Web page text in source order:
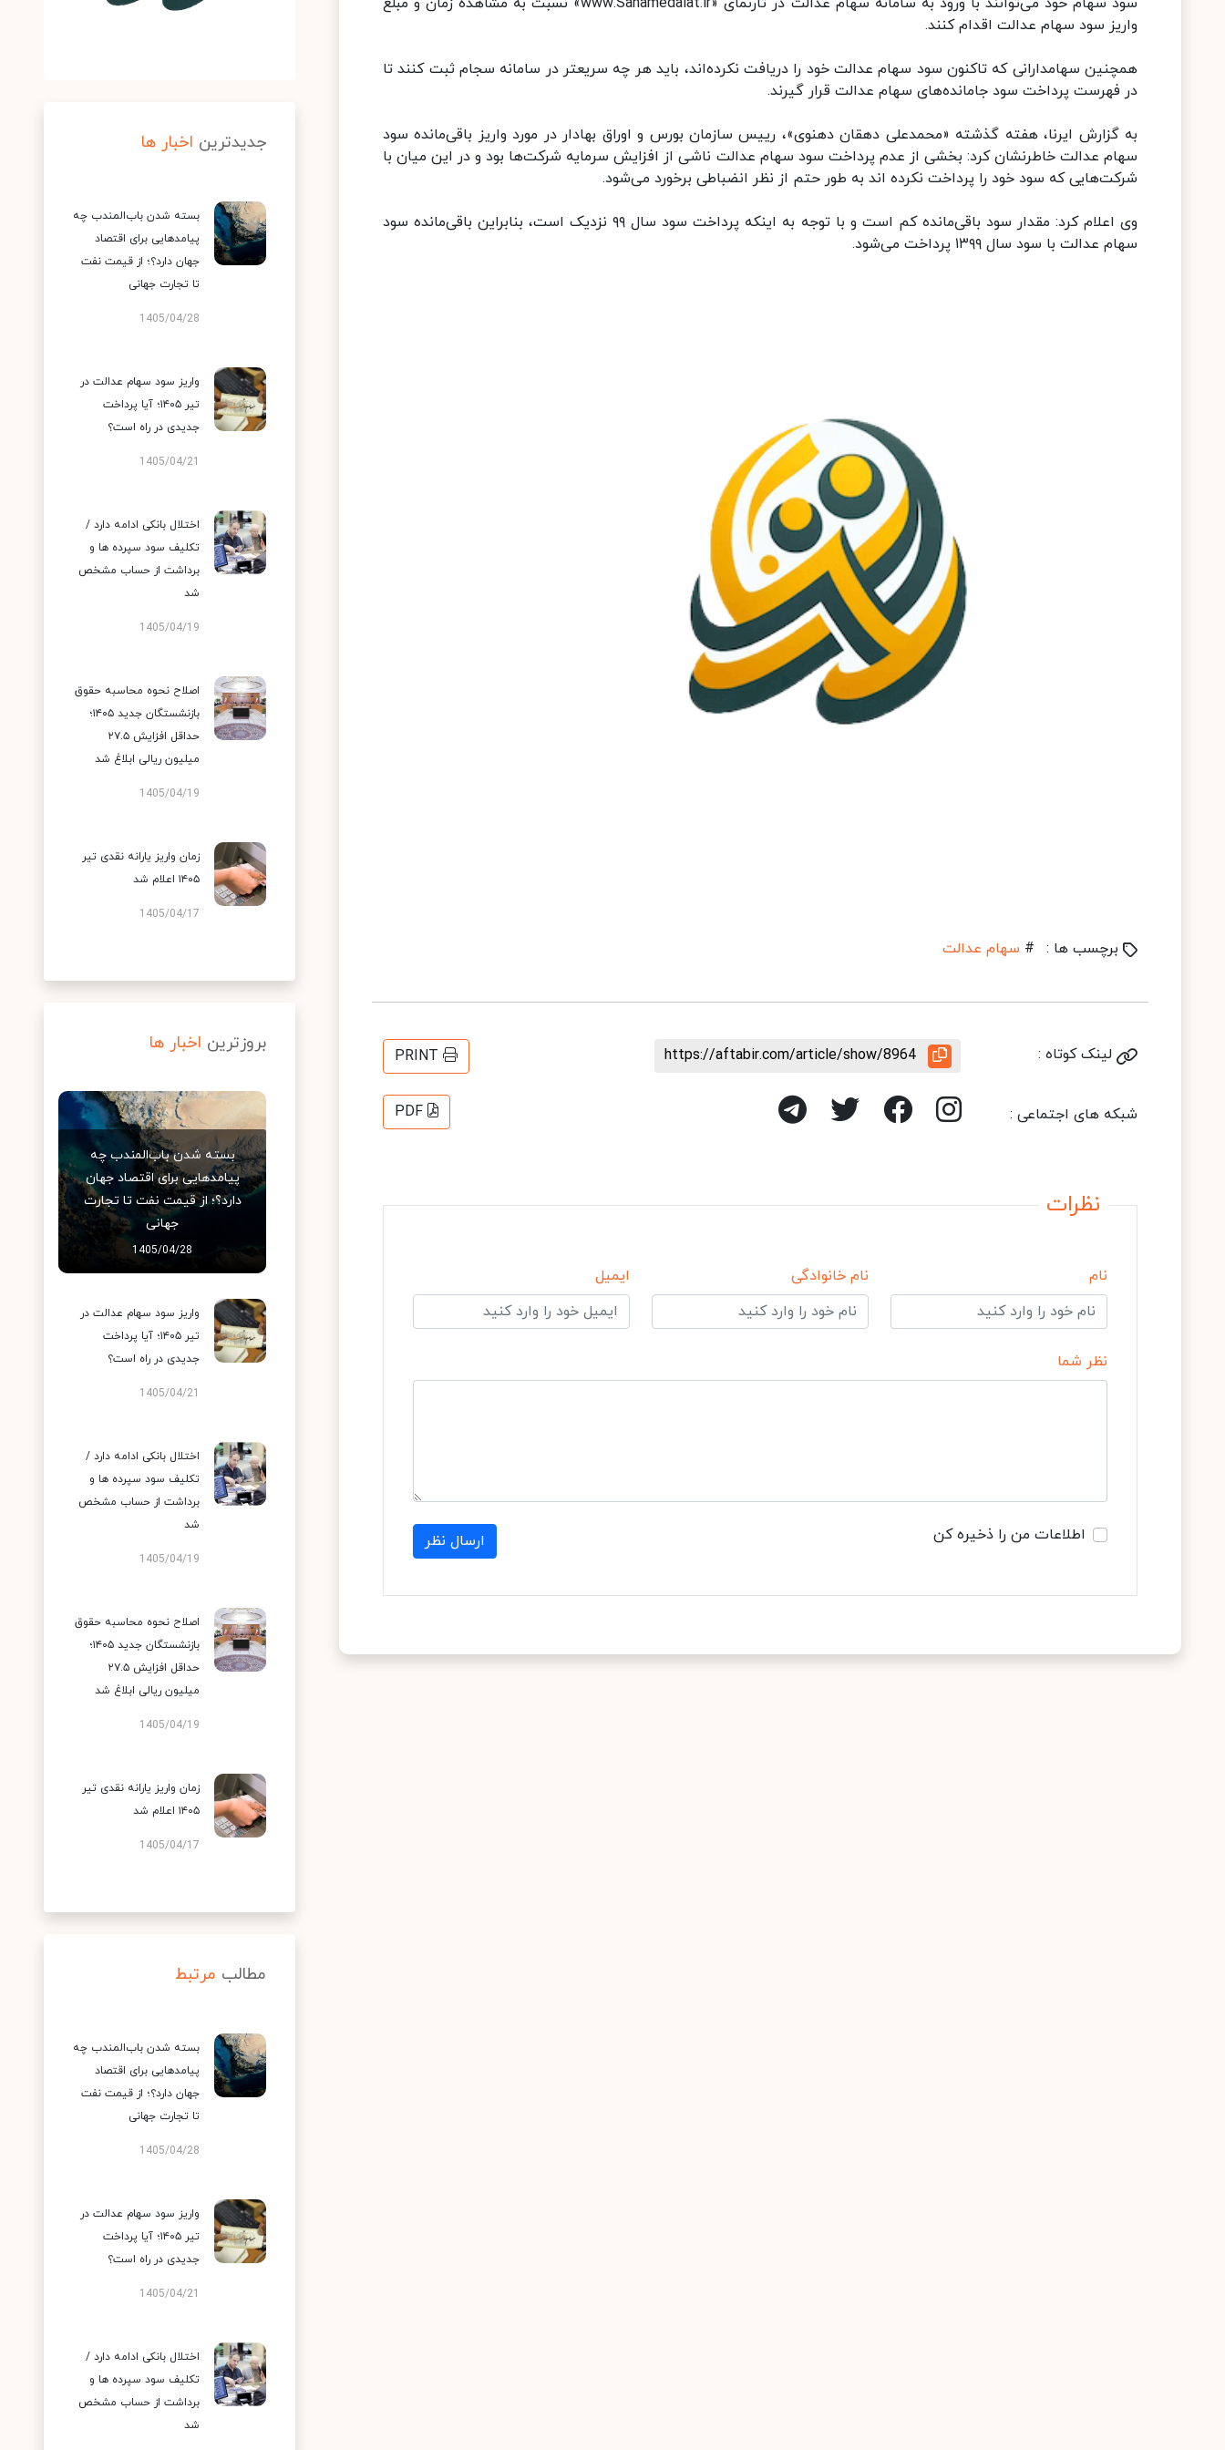
واریز سود سهام عدالت اقدام کنند.
همچنین سهامدارانی که تاکنون سود سهام عدالت خود را دریافت نکرده‌اند، باید هر چه سریعتر در سامانه سجام ثبت کنند تا
در فهرست پرداخت سود جامانده‌های سهام عدالت قرار گیرند.
به گزارش ایرنا، هفته گذشته «محمدعلی دهقان دهنوی»، رییس سازمان بورس و اوراق بهادار در مورد واریز باقی‌مانده سود
سهام عدالت خاطرنشان کرد: بخشی از عدم پرداخت سود سهام عدالت ناشی از افزایش سرمایه شرکت‌ها بود و در این میان با
شرکت‌هایی که سود خود را پرداخت نکرده اند به طور حتم از نظر انضباطی برخورد می‌شود.
وی اعلام کرد: مقدار سود باقی‌مانده کم است و با توجه به اینکه پرداخت سود سال ٩٩ نزدیک است، بنابراین باقی‌مانده سود
سهام عدالت با سود سال ۱۳۹۹ پرداخت می‌شود.
برچسب ها : # سهام عدالت
لینک کوتاه : https://aftabir.com/article/show/8964
PRINT
شبکه های اجتماعی : PDF
نظرات
نام نام خانوادگی ایمیل
نظر شما
اطلاعات من را ذخیره کن ارسال نظر
جدیدترین اخبار ها
بسته شدن باب‌المندب چه
پیامدهایی برای اقتصاد
جهان دارد؟؛ از قیمت نفت
تا تجارت جهانی
1405/04/28
واریز سود سهام عدالت در
تیر ۱۴۰۵؛ آیا پرداخت
جدیدی در راه است؟
1405/04/21
اختلال بانکی ادامه دارد /
تکلیف سود سپرده ها و
برداشت از حساب مشخص
شد
1405/04/19
اصلاح نحوه محاسبه حقوق
بازنشستگان جدید ۱۴۰۵؛
حداقل افزایش ۲۷.۵
میلیون ریالی ابلاغ شد
1405/04/19
زمان واریز یارانه نقدی تیر
۱۴۰۵ اعلام شد
1405/04/17
بروزترین اخبار ها
بسته شدن باب‌المندب چه
پیامدهایی برای اقتصاد جهان
دارد؟؛ از قیمت نفت تا تجارت
جهانی
1405/04/28
واریز سود سهام عدالت در
تیر ۱۴۰۵؛ آیا پرداخت
جدیدی در راه است؟
1405/04/21
اختلال بانکی ادامه دارد /
تکلیف سود سپرده ها و
برداشت از حساب مشخص
شد
1405/04/19
اصلاح نحوه محاسبه حقوق
بازنشستگان جدید ۱۴۰۵؛
حداقل افزایش ۲۷.۵
میلیون ریالی ابلاغ شد
1405/04/19
زمان واریز یارانه نقدی تیر
۱۴۰۵ اعلام شد
1405/04/17
مطالب مرتبط
بسته شدن باب‌المندب چه
پیامدهایی برای اقتصاد
جهان دارد؟؛ از قیمت نفت
تا تجارت جهانی
1405/04/28
واریز سود سهام عدالت در
تیر ۱۴۰۵؛ آیا پرداخت
جدیدی در راه است؟
1405/04/21
اختلال بانکی ادامه دارد /
تکلیف سود سپرده ها و
برداشت از حساب مشخص
شد